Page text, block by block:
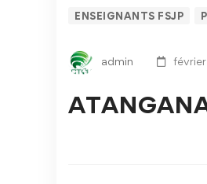
ENSEIGNANTS FSJP
admin février